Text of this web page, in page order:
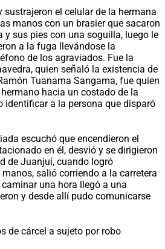
sustrajeron el celular de la hermana
manos con un brasier que sacaron
y sus pies con una soguilla, luego le
a la fuga llevándose la
de los agraviados. Fue la
quien señaló la existencia de
Tuanama Sangama, fue quien
hacia un costado de la
identificar a la persona que disparó
escuchó que encendieron el
en él, desvió y se dirigieron
de Juanjuí, cuando logró
salió corriendo a la carretera
una hora llegó a una
y desde allí pudo comunicarse
de cárcel a sujeto por robo